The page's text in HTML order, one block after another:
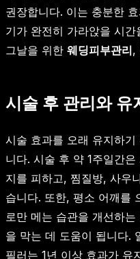
권장합니다. 이는 충분한
기가 완전히 가라앉을 시
그날을 위한 웨딩피부관리,
시술 후 관리와 유
시술 효과를 오래 유지하
니다. 시술 후 약 1주일간
지를 피하고, 찜질방, 사우
습니다. 또한, 평소 어깨를
로만 메는 습관을 개선하
을 막는 데 도움이 됩니다.
필러는 1년 이상 효과가 유